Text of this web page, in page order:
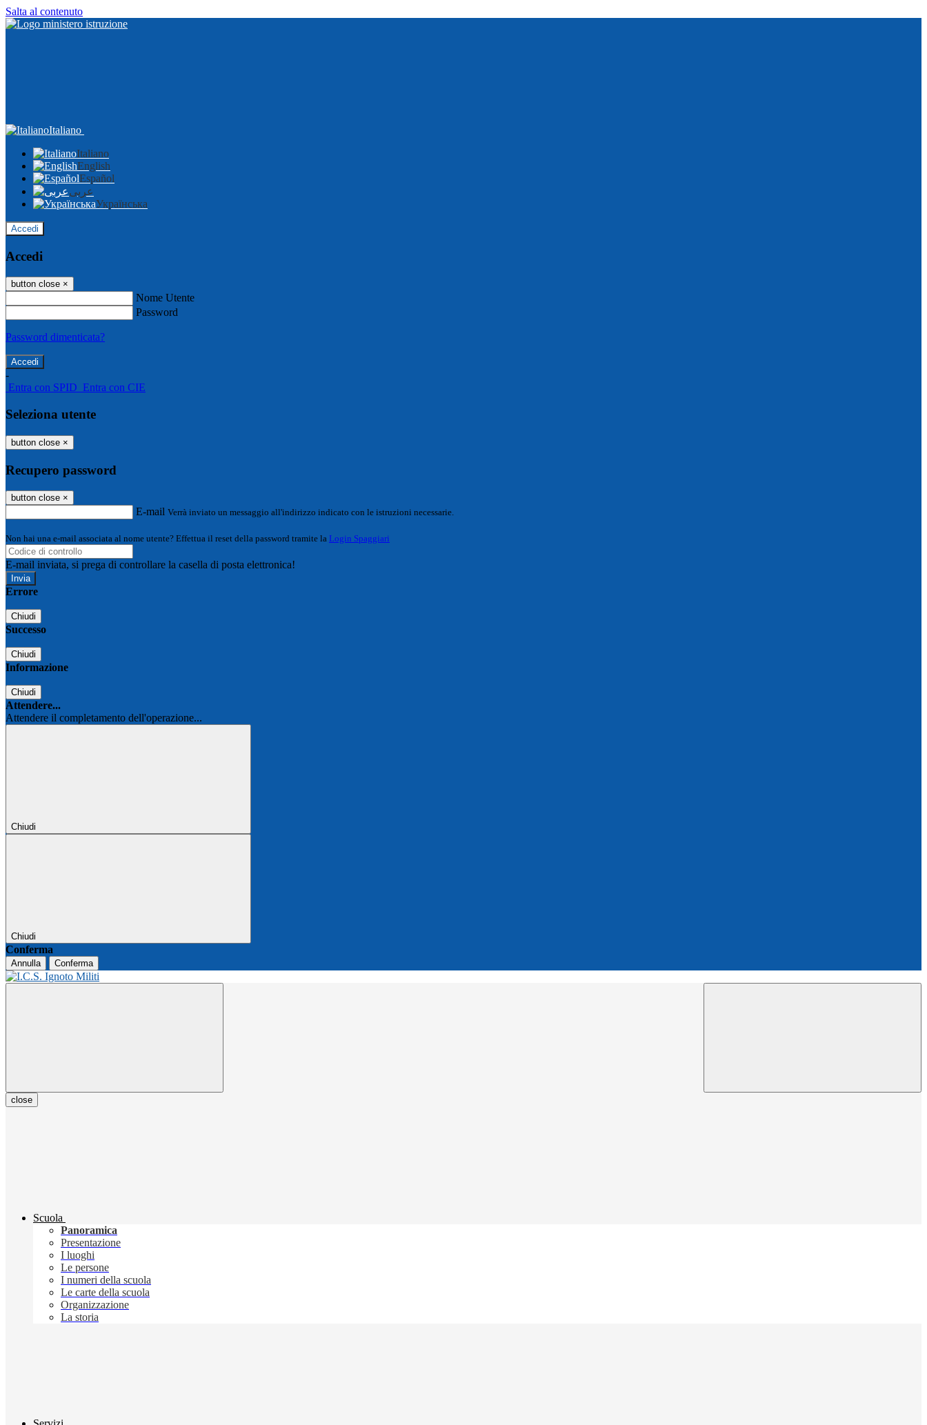
Salta al contenuto
Italiano
Italiano
English
Español
عربى
Українська
Accedi
Accedi
button close ×
Nome Utente
Password
Password dimenticata?
-
Entra con SPID Entra con CIE
Seleziona utente
button close ×
Recupero password
button close ×
E-mail Verrà inviato un messaggio all'indirizzo indicato con le istruzioni necessarie.
Non hai una e-mail associata al nome utente? Effettua il reset della password tramite la Login Spaggiari
E-mail inviata, si prega di controllare la casella di posta elettronica!
Errore
Chiudi
Successo
Chiudi
Informazione
Chiudi
Attendere...
Attendere il completamento dell'operazione...
Chiudi
Chiudi
Conferma
Annulla Conferma
close
Scuola
Panoramica
Presentazione
I luoghi
Le persone
I numeri della scuola
Le carte della scuola
Organizzazione
La storia